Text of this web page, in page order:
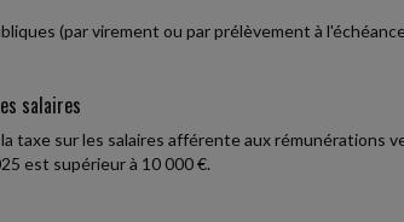
(par virement ou par prélèvement à
salaires
taxe sur les salaires afférente aux rémunérations
est supérieur à 10 000 €.